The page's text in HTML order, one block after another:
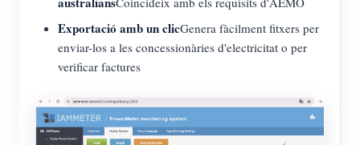
Exportació amb un clicGenera fàcilment fitxers per
enviar-los a les concessionàries d'electricitat o per
verificar factures